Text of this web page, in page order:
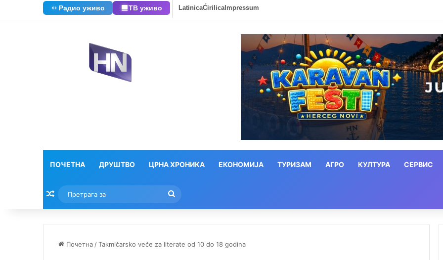
Радио уживо ТВ уживо LatinicaĆirilicaImpressum
ПОЧЕТНА ДРУШТВО ЦРНА ХРОНИКА ЕКОНОМИЈА ТУРИЗАМ АГРО КУЛТУРА СЕРВИС
Насумични текстови
за
Почетна /Takmičarsko veče za literate od 10 do 18 godina